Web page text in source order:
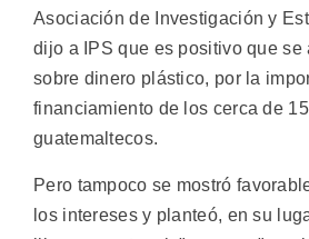
Asociación de Investigación y
dijo a IPS que es positivo que se
sobre dinero plástico, por la
financiamiento de los cerca de
guatemaltecos.
Pero tampoco se mostró
los intereses y planteó, en su